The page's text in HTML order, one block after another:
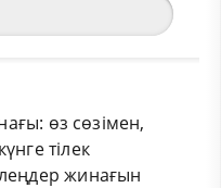
өз сөзімен,
тілек
жинағын